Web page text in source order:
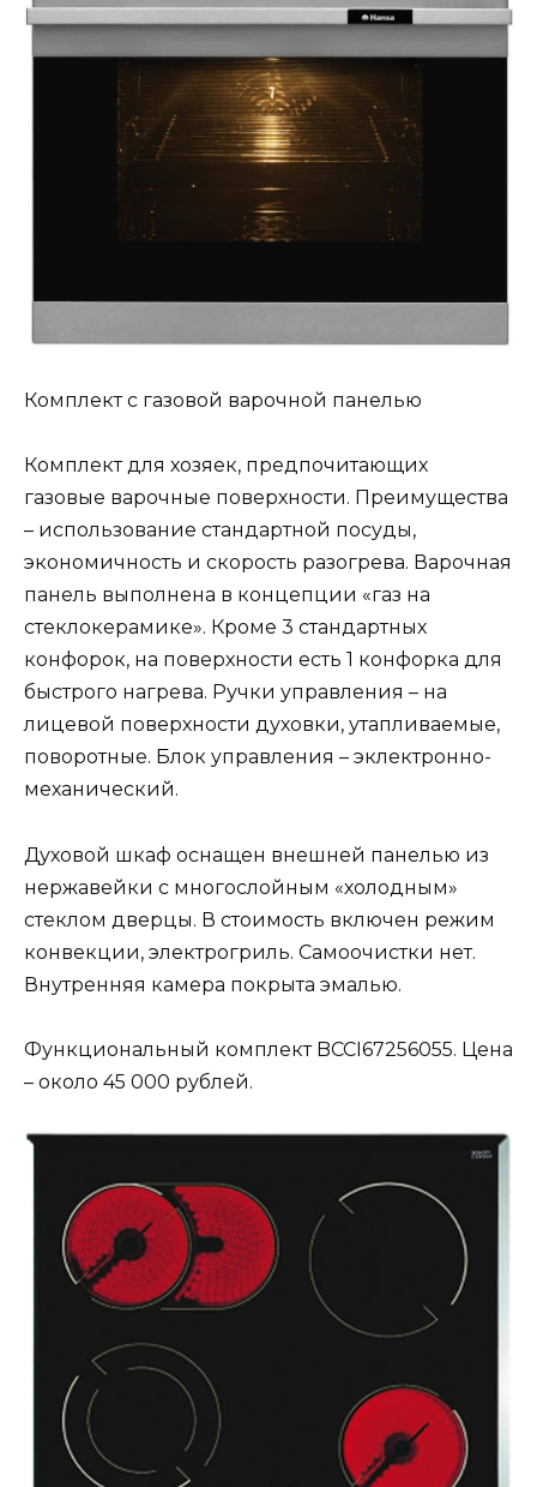
Комплект с газовой варочной панелью
Комплект для хозяек, предпочитающих
газовые варочные поверхности. Преимущества
– использование стандартной посуды,
экономичность и скорость разогрева. Варочная
панель выполнена в концепции «газ на
стеклокерамике». Кроме 3 стандартных
конфорок, на поверхности есть 1 конфорка для
быстрого нагрева. Ручки управления – на
лицевой поверхности духовки, утапливаемые,
поворотные. Блок управления – эклектронно-
механический.
Духовой шкаф оснащен внешней панелью из
нержавейки с многослойным «холодным»
стеклом дверцы. В стоимость включен режим
конвекции, электрогриль. Самоочистки нет.
Внутренняя камера покрыта эмалью.
Функциональный комплект BCCI67256055. Цена
– около 45 000 рублей.